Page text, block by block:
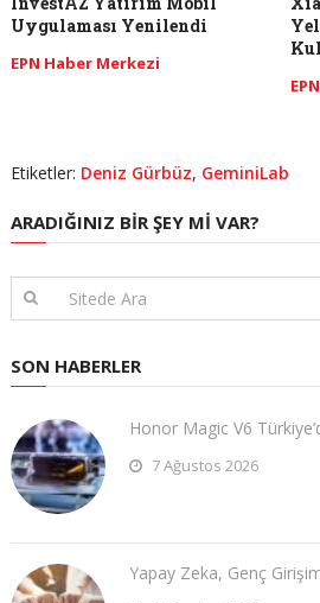
Uygulaması Yenilendi
EPN Haber Merkezi
Etiketler: Deniz Gürbüz, GeminiLab
ARADIĞINIZ BIR ŞEY MI VAR?
SON HABERLER
Honor Magic V6
7 Ağustos 2026
Yapay Zeka, Genç